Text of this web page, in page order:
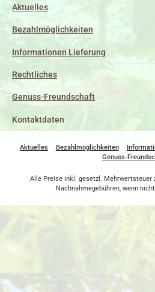
Aktuelles
Bezahlmöglichkeiten
Informationen Lieferung
Rechtliches
Genuss-Freundschaft
Kontaktdaten
Aktuelles Bezahlmöglichkeiten
Genuss-
Alle Preise inkl. gesetzl. Mehrwertsteuer
Nachnahmegebühren, wenn